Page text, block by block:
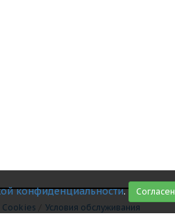
Сookies Условия обслуживания
конфиденциальности. Согласен